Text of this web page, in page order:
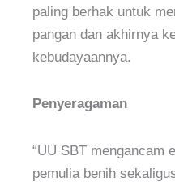
paling berhak untuk
pangan dan akhirnya
kebudayaannya.
Penyeragaman
“UU SBT mengancam
pemulia benih